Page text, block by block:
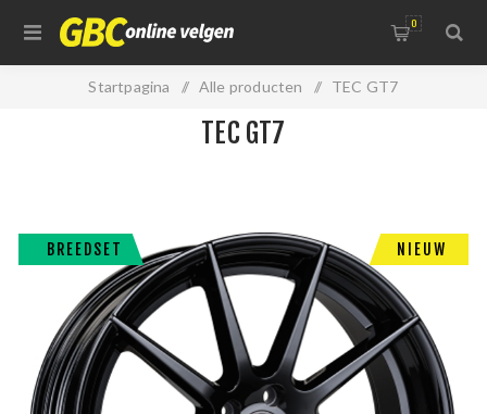
0
Startpagina / Alle producten / TEC GT7
BREEDSET NIEUW
TEC GT7